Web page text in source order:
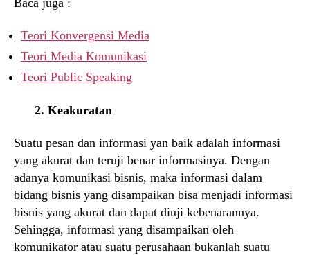
Teori Konvergensi Media
Teori Media Komunikasi
Teori Public Speaking
2. Keakuratan
Suatu pesan dan informasi yan baik adalah informasi
yang akurat dan teruji benar informasinya. Dengan
adanya komunikasi bisnis, maka informasi dalam
bidang bisnis yang disampaikan bisa menjadi informasi
bisnis yang akurat dan dapat diuji kebenarannya.
Sehingga, informasi yang disampaikan oleh
komunikator atau suatu perusahaan bukanlah suatu